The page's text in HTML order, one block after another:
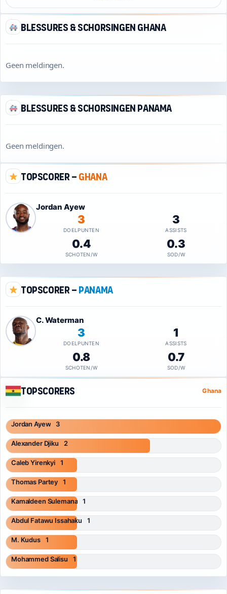
Blessures & schorsingen Ghana
Geen meldingen.
Blessures & schorsingen Panama
Geen meldingen.
Topscorer –Ghana
Jordan Ayew
3
DOELPUNTEN
3
ASSISTS
0.4
SCHOTEN/W
0.3
SOD/W
Topscorer –Panama
C. Waterman
3
DOELPUNTEN
1
ASSISTS
0.8
SCHOTEN/W
0.7
SOD/W
Topscorers Ghana
Jordan Ayew 3
Alexander Djiku 2
Caleb Yirenkyi 1
Thomas Partey 1
Kamaldeen Sulemana 1
Abdul Fatawu Issahaku 1
M. Kudus 1
Mohammed Salisu 1